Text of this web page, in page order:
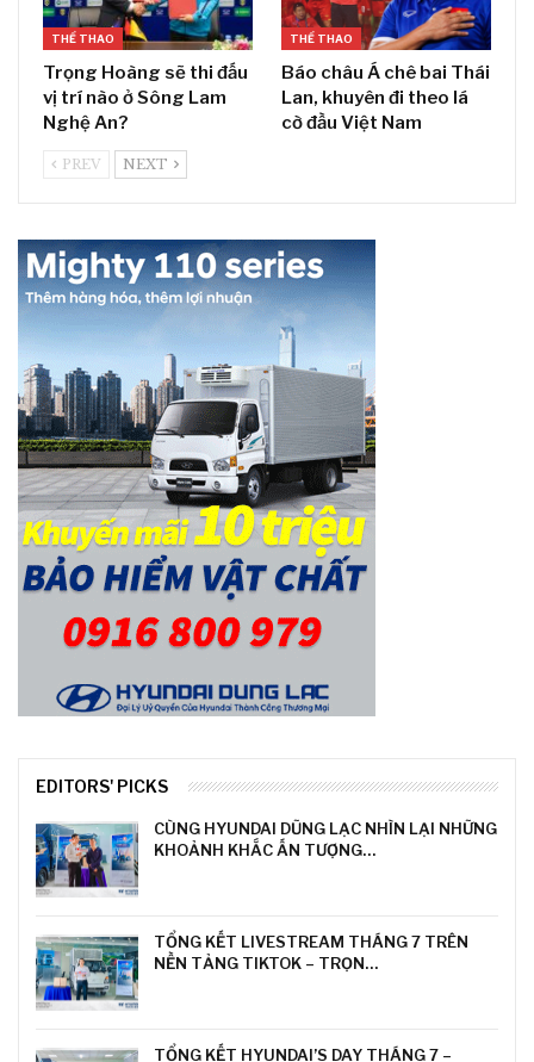
THỂ THAO
Trọng Hoàng sẽ thi đấu
vị trí nào ở Sông Lam
Nghệ An?
THỂ THAO
Báo châu Á chê bai Thái
Lan, khuyên đi theo lá
cờ đầu Việt Nam
PREV NEXT
EDITORS' PICKS
CÙNG HYUNDAI DŨNG LẠC NHÌN LẠI NHỮNG
KHOẢNH KHẮC ẤN TƯỢNG…
TỔNG KẾT LIVESTREAM THÁNG 7 TRÊN
NỀN TẢNG TIKTOK – TRỌN…
TỔNG KẾT HYUNDAI’S DAY THÁNG 7 –